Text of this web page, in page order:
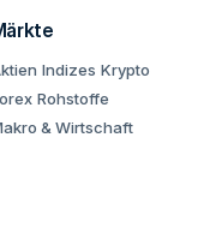
Indizes Krypto
Rohstoffe
& Wirtschaft